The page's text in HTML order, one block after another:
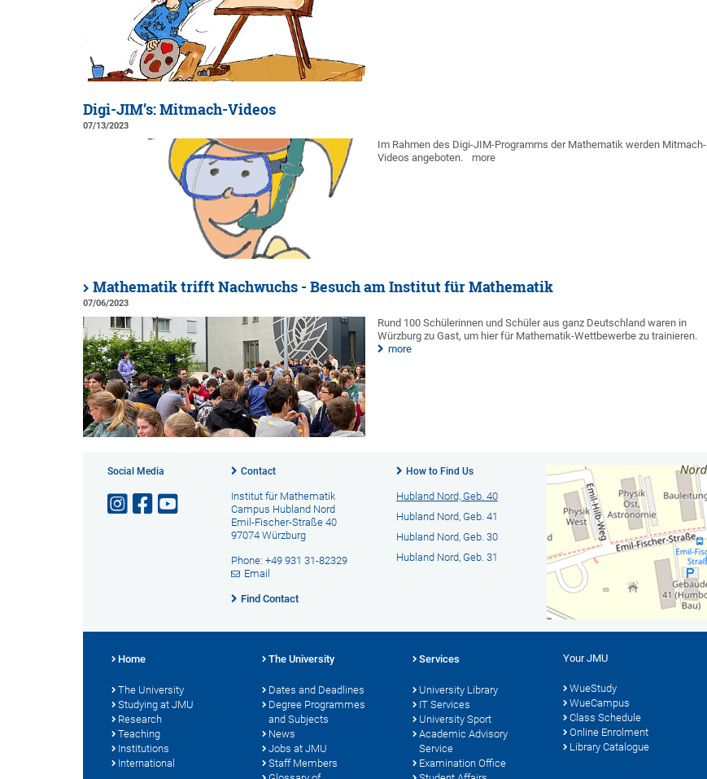
Digi-JIM’s: Mitmach-Videos
07/13/2023
Im Rahmen des Digi-JIM-Programms der Mathematik werden Mitmach-
Videos angeboten.
more
Mathematik trifft Nachwuchs - Besuch am Institut für Mathematik
07/06/2023
Rund 100 Schülerinnen und Schüler aus ganz Deutschland waren in
Würzburg zu Gast, um hier für Mathematik-Wettbewerbe zu trainieren.
more
Social Media Contact
Institut für Mathematik
Campus Hubland Nord
Emil-Fischer-Straße 40
97074 Würzburg
Phone: +49 931 31-82329
Email
Find Contact
How to Find Us
Hubland Nord, Geb. 40
Hubland Nord, Geb. 41
Hubland Nord, Geb. 30
Hubland Nord, Geb. 31
Home
The University
Studying at JMU
Research
Teaching
Institutions
International
The University
Dates and Deadlines
Degree Programmes
and Subjects
News
Jobs at JMU
Staff Members
Services
University Library
IT Services
University Sport
Academic Advisory
Service
Examination Office
Your JMU
WueStudy
WueCampus
Class Schedule
Online Enrolment
Library Catalogue